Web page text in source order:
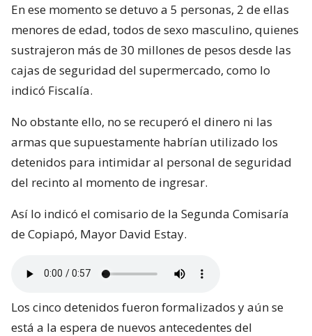
En ese momento se detuvo a 5 personas, 2 de ellas
menores de edad, todos de sexo masculino, quienes
sustrajeron más de 30 millones de pesos desde las
cajas de seguridad del supermercado, como lo
indicó Fiscalía.
No obstante ello, no se recuperó el dinero ni las
armas que supuestamente habrían utilizado los
detenidos para intimidar al personal de seguridad
del recinto al momento de ingresar.
Así lo indicó el comisario de la Segunda Comisaría
de Copiapó, Mayor David Estay.
Los cinco detenidos fueron formalizados y aún se
está a la espera de nuevos antecedentes del